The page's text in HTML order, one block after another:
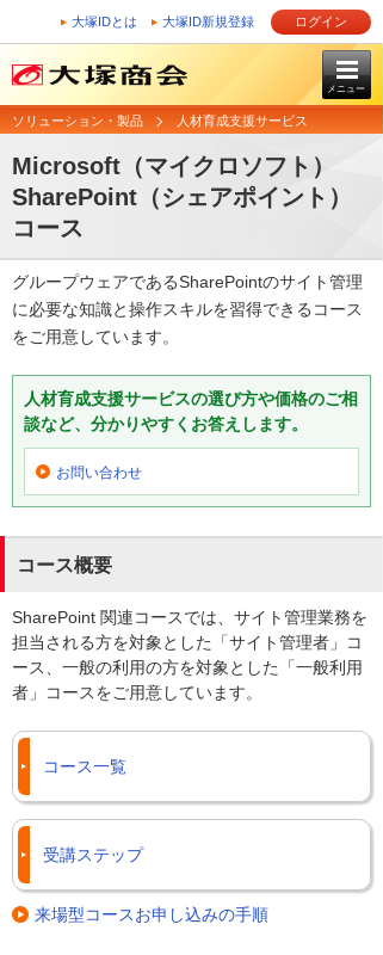
大塚IDとは 大塚ID新規登録 ログイン
メニュー
ソリューション・製品 人材育成支援サービス
Microsoft（マイクロソフト）
SharePoint（シェアポイント）
コース
グループウェアであるSharePointのサイト管理
に必要な知識と操作スキルを習得できるコース
をご用意しています。
人材育成支援サービスの選び方や価格のご相
談など、分かりやすくお答えします。
お問い合わせ
コース概要
SharePoint 関連コースでは、サイト管理業務を
担当される方を対象とした「サイト管理者」コ
ース、一般の利用の方を対象とした「一般利用
者」コースをご用意しています。
コース一覧
受講ステップ
来場型コースお申し込みの手順